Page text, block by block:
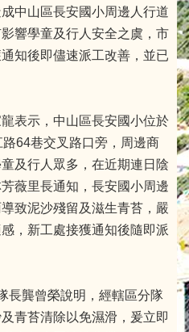
中山區長安國小周邊人行道
響學童及行人安全之虞，市
知後即儘速派工改善，並已
表示，中山區長安國小位於
64巷交叉路口旁，周邊商
及行人眾多，在近期連日陰
薇里長通知，長安國小周邊
致泥沙殘留及滋生青苔，嚴
，新工處接獲通知後隨即派
長龔曾榮說明，經轄區分隊
青苔清除以免濕滑，爰立即